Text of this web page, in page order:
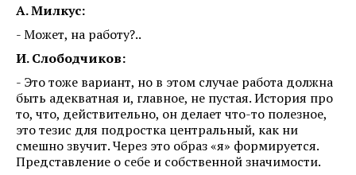
А. Милкус:
- Может, на работу?..
И. Слободчиков:
- Это тоже вариант, но в этом случае работа должна
быть адекватная и, главное, не пустая. История про
то, что, действительно, он делает что-то полезное,
это тезис для подростка центральный, как ни
смешно звучит. Через это образ «я» формируется.
Представление о себе и собственной значимости.